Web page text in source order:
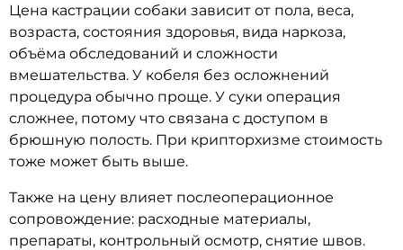
Цена кастрации собаки зависит от пола, веса,
возраста, состояния здоровья, вида наркоза,
объёма обследований и сложности
вмешательства. У кобеля без осложнений
процедура обычно проще. У суки операция
сложнее, потому что связана с доступом в
брюшную полость. При крипторхизме стоимость
тоже может быть выше.
Также на цену влияет послеоперационное
сопровождение: расходные материалы,
препараты, контрольный осмотр, снятие швов.